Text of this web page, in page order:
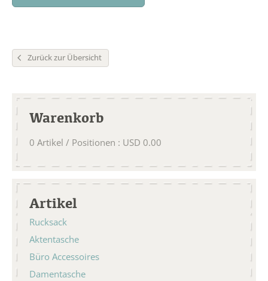
Zurück zur Übersicht
Warenkorb
0 Artikel / Positionen : USD 0.00
Artikel
Rucksack
Aktentasche
Büro Accessoires
Damentasche